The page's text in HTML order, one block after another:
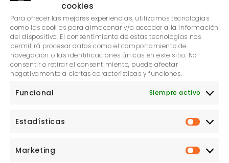
cookies
Para ofrecer las mejores experiencias, utilizamos tecnologías
como las cookies para almacenar y/o acceder a la información
del dispositivo. El consentimiento de estas tecnologías nos
permitirá procesar datos como el comportamiento de
navegación o las identificaciones únicas en este sitio. No
consentir o retirar el consentimiento, puede afectar
negativamente a ciertas características y funciones.
Funcional Siempre activo
Estadísticas
Marketing
Sergio González
público, así desde muy joven y trabajando en
importancia de ser profesional y el trato con el